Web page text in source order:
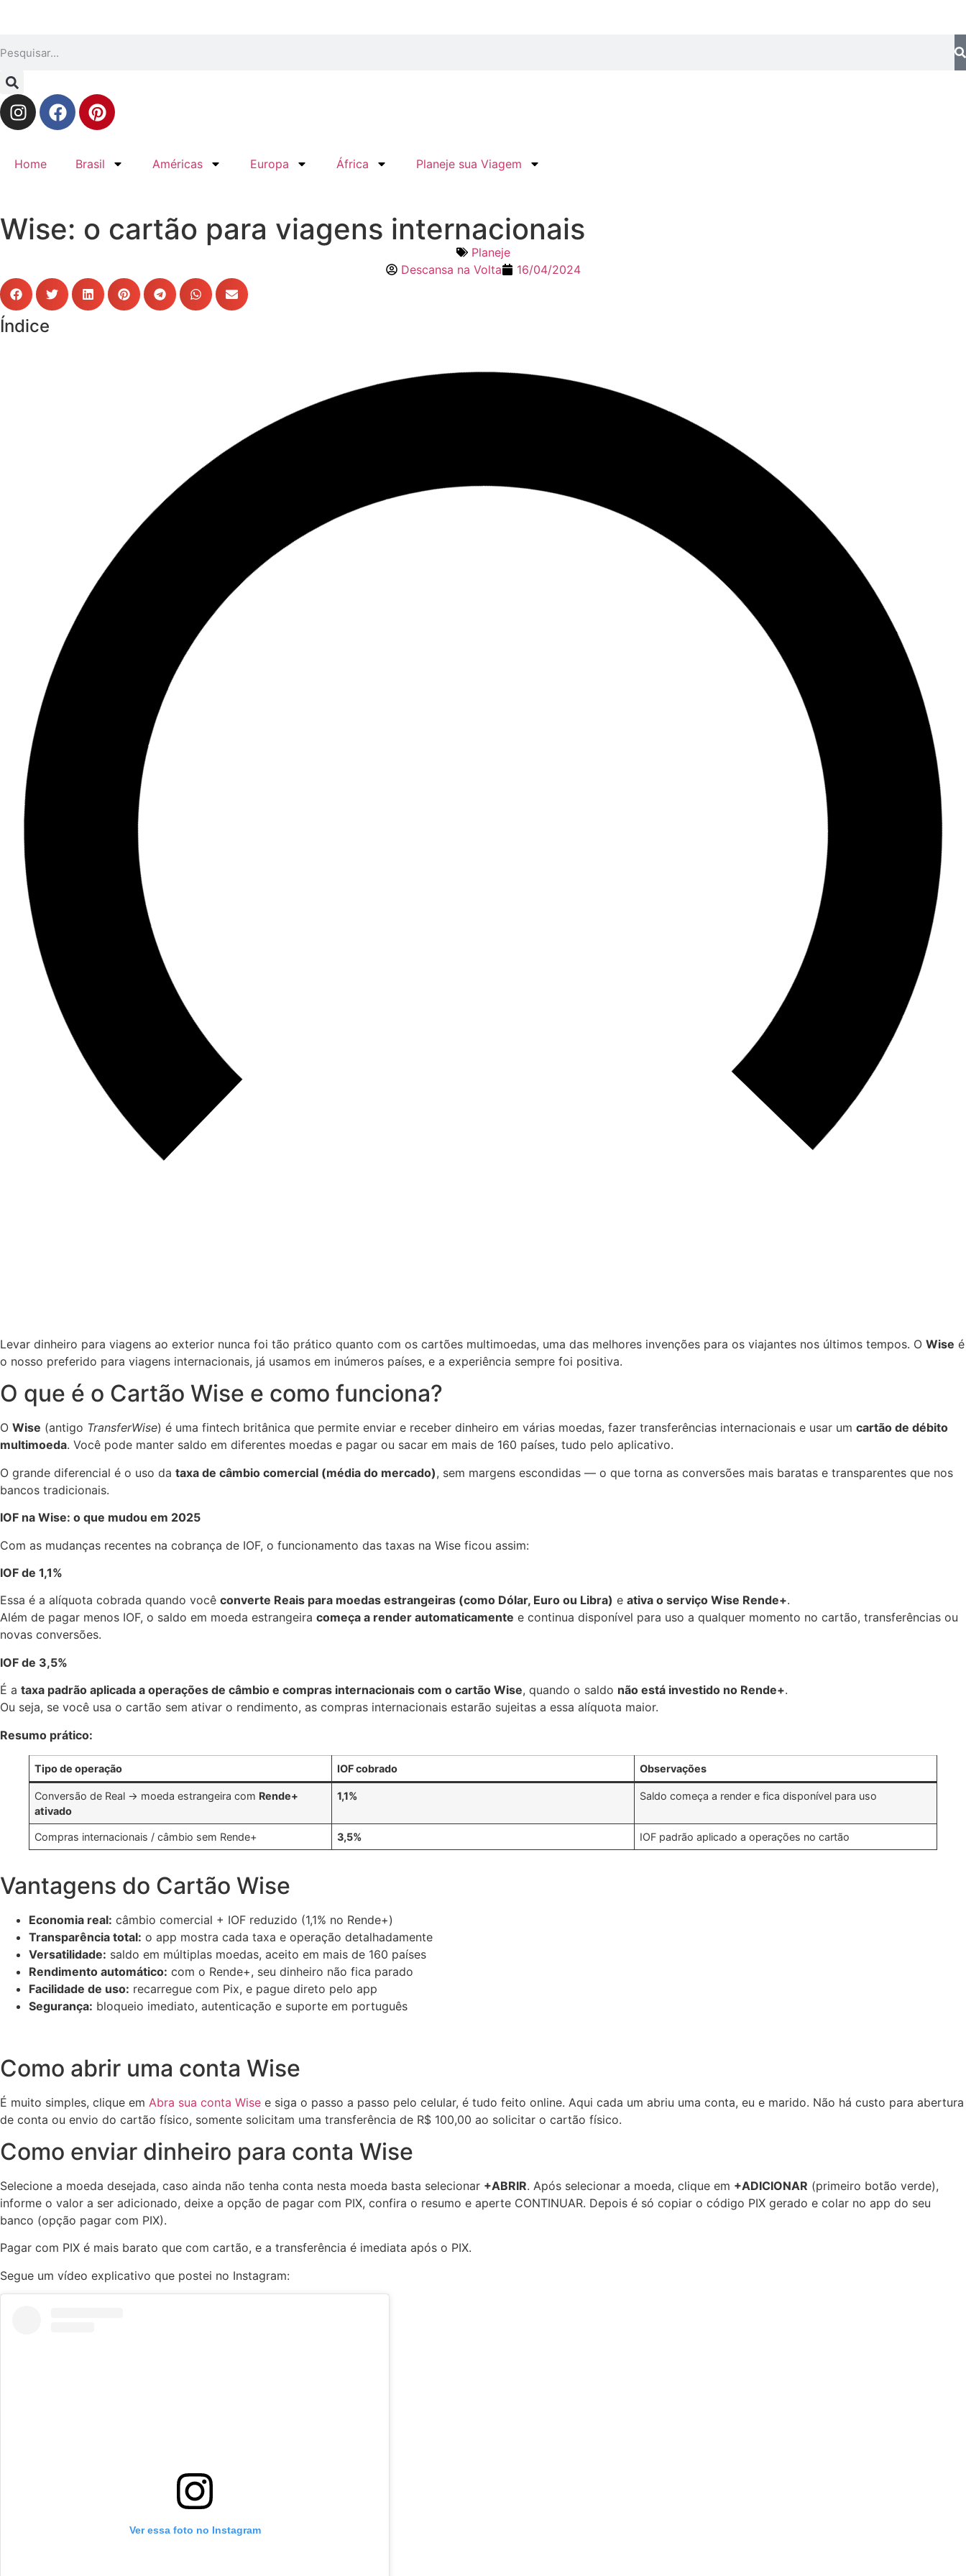
Home Brasil Américas Europa África Planeje sua Viagem
Wise: o cartão para viagens internacionais
Planeje
Descansa na Volta
16/04/2024
Índice
Levar dinheiro para viagens ao exterior nunca foi tão prático quanto com os cartões multimoedas, uma das melhores invenções para os viajantes nos últimos tempos. O Wise é
o nosso preferido para viagens internacionais, já usamos em inúmeros países, e a experiência sempre foi positiva.
O que é o Cartão Wise e como funciona?
O Wise (antigo TransferWise) é uma fintech britânica que permite enviar e receber dinheiro em várias moedas, fazer transferências internacionais e usar um cartão de débito
multimoeda. Você pode manter saldo em diferentes moedas e pagar ou sacar em mais de 160 países, tudo pelo aplicativo.
O grande diferencial é o uso da taxa de câmbio comercial (média do mercado), sem margens escondidas — o que torna as conversões mais baratas e transparentes que nos
bancos tradicionais.
IOF na Wise: o que mudou em 2025
Com as mudanças recentes na cobrança de IOF, o funcionamento das taxas na Wise ficou assim:
IOF de 1,1%
Essa é a alíquota cobrada quando você converte Reais para moedas estrangeiras (como Dólar, Euro ou Libra) e ativa o serviço Wise Rende+.
Além de pagar menos IOF, o saldo em moeda estrangeira começa a render automaticamente e continua disponível para uso a qualquer momento no cartão, transferências ou
novas conversões.
IOF de 3,5%
É a taxa padrão aplicada a operações de câmbio e compras internacionais com o cartão Wise, quando o saldo não está investido no Rende+.
Ou seja, se você usa o cartão sem ativar o rendimento, as compras internacionais estarão sujeitas a essa alíquota maior.
Resumo prático:
Tipo de operação IOF cobrado Observações
Conversão de Real → moeda estrangeira com Rende+
ativado
1,1% Saldo começa a render e fica disponível para uso
Compras internacionais / câmbio sem Rende+ 3,5% IOF padrão aplicado a operações no cartão
Vantagens do Cartão Wise
Economia real: câmbio comercial + IOF reduzido (1,1% no Rende+)
Transparência total: o app mostra cada taxa e operação detalhadamente
Versatilidade: saldo em múltiplas moedas, aceito em mais de 160 países
Rendimento automático: com o Rende+, seu dinheiro não fica parado
Facilidade de uso: recarregue com Pix, e pague direto pelo app
Segurança: bloqueio imediato, autenticação e suporte em português
Como abrir uma conta Wise
É muito simples, clique em Abra sua conta Wise e siga o passo a passo pelo celular, é tudo feito online. Aqui cada um abriu uma conta, eu e marido. Não há custo para abertura
de conta ou envio do cartão físico, somente solicitam uma transferência de R$ 100,00 ao solicitar o cartão físico.
Como enviar dinheiro para conta Wise
Selecione a moeda desejada, caso ainda não tenha conta nesta moeda basta selecionar +ABRIR. Após selecionar a moeda, clique em +ADICIONAR (primeiro botão verde),
informe o valor a ser adicionado, deixe a opção de pagar com PIX, confira o resumo e aperte CONTINUAR. Depois é só copiar o código PIX gerado e colar no app do seu
banco (opção pagar com PIX).
Pagar com PIX é mais barato que com cartão, e a transferência é imediata após o PIX.
Segue um vídeo explicativo que postei no Instagram:
Ver essa foto no Instagram